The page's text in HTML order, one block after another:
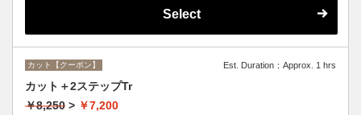
Select
カット【クーポン】 Est. Duration：Approx. 1 hrs
カット＋2ステップTr
￥8,250 > ￥7,200